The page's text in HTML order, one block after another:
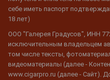
себе иметь паспорт
18 лет)
ООО "Галерея Градусов", ИНН
исключительным владельцем
том числе тексты,
видеоматериалы (далее -
www.cigarpro.ru (далее - Сайт).